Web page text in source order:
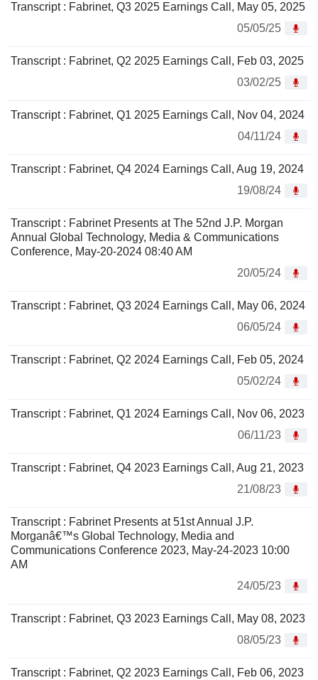
Transcript : Fabrinet, Q3 2025 Earnings Call, May 05, 2025
05/05/25
Transcript : Fabrinet, Q2 2025 Earnings Call, Feb 03, 2025
03/02/25
Transcript : Fabrinet, Q1 2025 Earnings Call, Nov 04, 2024
04/11/24
Transcript : Fabrinet, Q4 2024 Earnings Call, Aug 19, 2024
19/08/24
Transcript : Fabrinet Presents at The 52nd J.P. Morgan
Annual Global Technology, Media & Communications
Conference, May-20-2024 08:40 AM
20/05/24
Transcript : Fabrinet, Q3 2024 Earnings Call, May 06, 2024
06/05/24
Transcript : Fabrinet, Q2 2024 Earnings Call, Feb 05, 2024
05/02/24
Transcript : Fabrinet, Q1 2024 Earnings Call, Nov 06, 2023
06/11/23
Transcript : Fabrinet, Q4 2023 Earnings Call, Aug 21, 2023
21/08/23
Transcript : Fabrinet Presents at 51st Annual J.P.
Morganâ€™s Global Technology, Media and
Communications Conference 2023, May-24-2023 10:00
AM
24/05/23
Transcript : Fabrinet, Q3 2023 Earnings Call, May 08, 2023
08/05/23
Transcript : Fabrinet, Q2 2023 Earnings Call, Feb 06, 2023